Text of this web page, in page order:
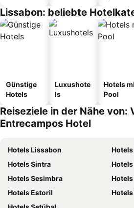
Lissabon: beliebte
Günstige
Hotels
Luxushote
ls
Hotels
Pool
Reiseziele in der Nähe von:
Entrecampos Hotel
Hotels Lissabon
Hotels Sintra
Hotels Sesimbra
Hotels Estoril